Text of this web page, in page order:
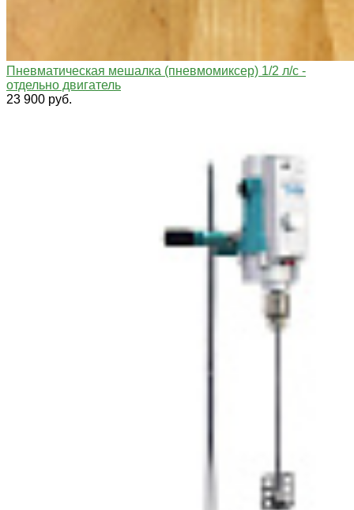
Пневматическая мешалка (пневмомиксер) 1/2 л/с -
отдельно двигатель
23 900 руб.